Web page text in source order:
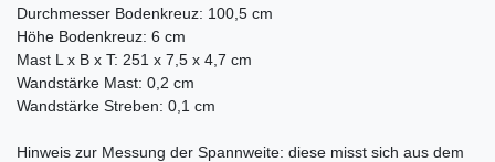
Durchmesser Bodenkreuz: 100,5 cm
Höhe Bodenkreuz: 6 cm
Mast L x B x T: 251 x 7,5 x 4,7 cm
Wandstärke Mast: 0,2 cm
Wandstärke Streben: 0,1 cm
Hinweis zur Messung der Spannweite: diese misst sich aus dem